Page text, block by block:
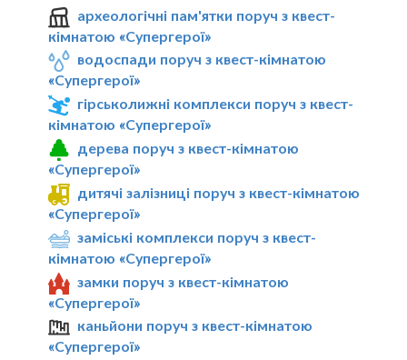
археологічні пам'ятки поруч з квест-
кімнатою «Супергерої»
водоспади поруч з квест-кімнатою
«Супергерої»
гірськолижні комплекси поруч з квест-
кімнатою «Супергерої»
дерева поруч з квест-кімнатою
«Супергерої»
дитячі залізниці поруч з квест-кімнатою
«Супергерої»
заміські комплекси поруч з квест-
кімнатою «Супергерої»
замки поруч з квест-кімнатою
«Супергерої»
каньйони поруч з квест-кімнатою
«Супергерої»